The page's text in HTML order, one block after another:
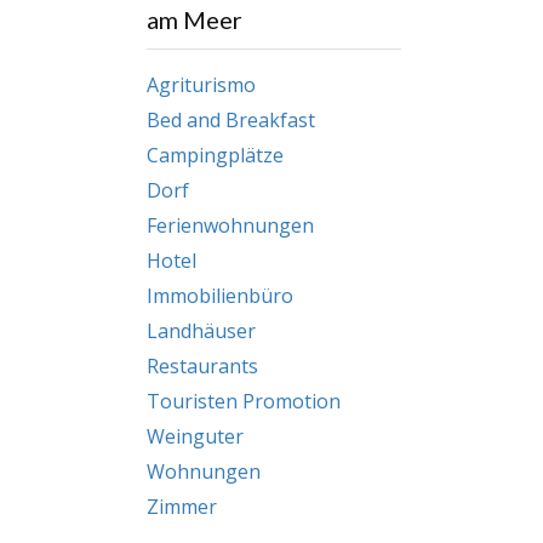
am Meer
Agriturismo
Bed and Breakfast
Campingplätze
Dorf
Ferienwohnungen
Hotel
Immobilienbüro
Landhäuser
Restaurants
Touristen Promotion
Weinguter
Wohnungen
Zimmer